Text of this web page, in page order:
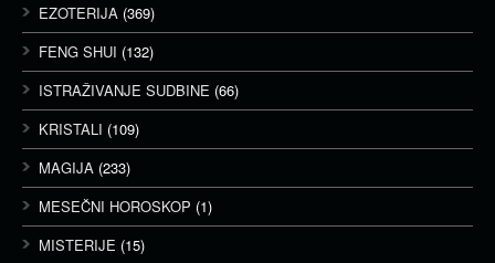
EZOTERIJA (369)
FENG SHUI (132)
ISTRAŽIVANJE SUDBINE (66)
KRISTALI (109)
MAGIJA (233)
MESEČNI HOROSKOP (1)
MISTERIJE (15)